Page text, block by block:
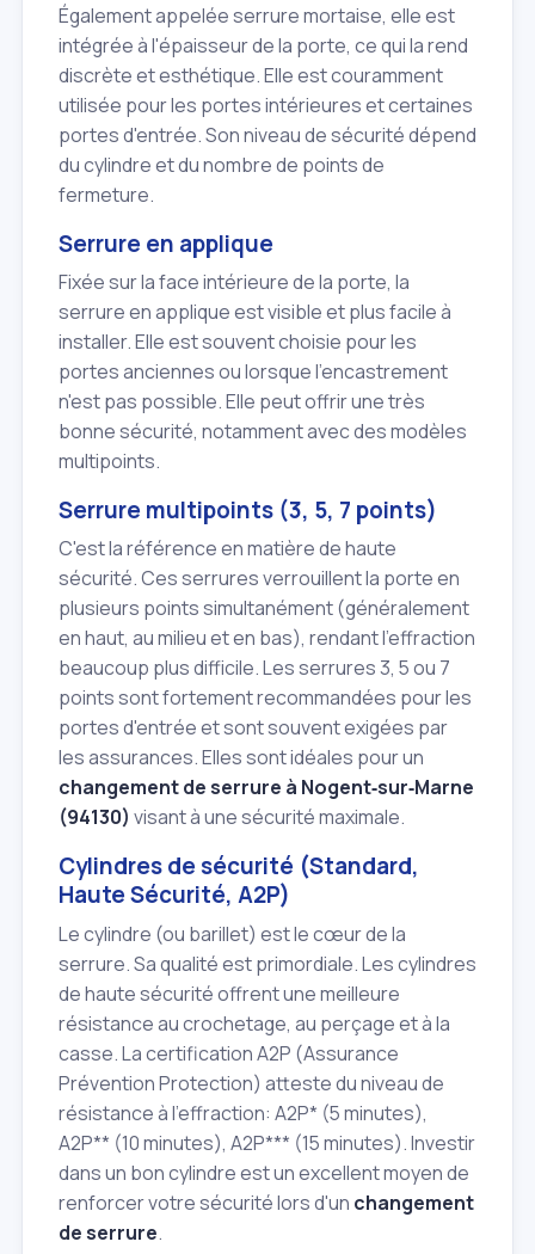
Également appelée serrure mortaise, elle est
intégrée à l'épaisseur de la porte, ce qui la rend
discrète et esthétique. Elle est couramment
utilisée pour les portes intérieures et certaines
portes d'entrée. Son niveau de sécurité dépend
du cylindre et du nombre de points de
fermeture.
Serrure en applique
Fixée sur la face intérieure de la porte, la
serrure en applique est visible et plus facile à
installer. Elle est souvent choisie pour les
portes anciennes ou lorsque l'encastrement
n'est pas possible. Elle peut offrir une très
bonne sécurité, notamment avec des modèles
multipoints.
Serrure multipoints (3, 5, 7 points)
C'est la référence en matière de haute
sécurité. Ces serrures verrouillent la porte en
plusieurs points simultanément (généralement
en haut, au milieu et en bas), rendant l'effraction
beaucoup plus difficile. Les serrures 3, 5 ou 7
points sont fortement recommandées pour les
portes d'entrée et sont souvent exigées par
les assurances. Elles sont idéales pour un
changement de serrure à Nogent‑sur‑Marne
(94130) visant à une sécurité maximale.
Cylindres de sécurité (Standard,
Haute Sécurité, A2P)
Le cylindre (ou barillet) est le cœur de la
serrure. Sa qualité est primordiale. Les cylindres
de haute sécurité offrent une meilleure
résistance au crochetage, au perçage et à la
casse. La certification A2P (Assurance
Prévention Protection) atteste du niveau de
résistance à l'effraction: A2P* (5 minutes),
A2P** (10 minutes), A2P*** (15 minutes). Investir
dans un bon cylindre est un excellent moyen de
renforcer votre sécurité lors d'un changement
de serrure.